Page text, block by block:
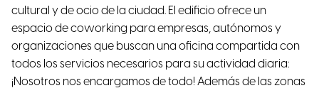
cultural y de ocio de la ciudad. El edificio ofrece un
espacio de coworking para empresas, autónomos y
organizaciones que buscan una oficina compartida con
todos los servicios necesarios para su actividad diaria:
¡Nosotros nos encargamos de todo! Además de las zonas